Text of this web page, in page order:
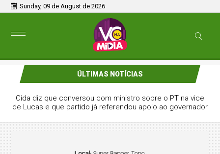
Sunday, 09 de August de 2026
ÚLTIMAS NOTÍCIAS
Cida diz que conversou com ministro sobre o PT na vice
de Lucas e que partido já referendou apoio ao governador